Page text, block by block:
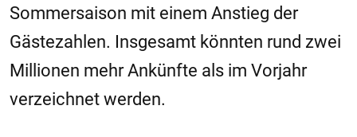
Sommersaison mit einem Anstieg der
Gästezahlen. Insgesamt könnten rund zwei
Millionen mehr Ankünfte als im Vorjahr
verzeichnet werden.